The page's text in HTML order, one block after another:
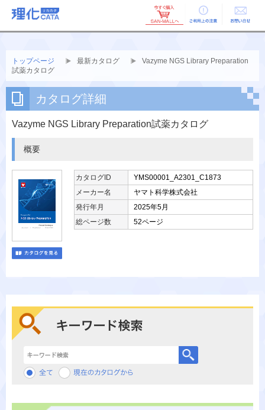
ご利用上の お問い合せ
トップページ 最新カタログ
Vazyme NGS Library Preparation
試薬カタログ
カタログ詳細
Vazyme NGS Library Preparation試薬カタログ
概要
カタログID
YMS00001_A2301_C1873
メーカー名
ヤマト科学株式会社
発行年月
2025年5月
総ページ数
52ページ
キーワード検索